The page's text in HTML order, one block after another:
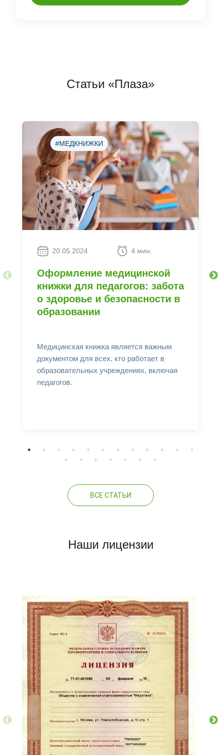
Статьи «Плаза»
20.05.2024 4 мин.
#МЕДКНИЖКИ
Оформление медицинской
книжки для педагогов: забота
о здоровье и безопасности в
образовании
Медицинская книжка является важным
документом для всех, кто работает в
образовательных учреждениях, включая
педагогов.
ВСЕ СТАТЬИ
Наши лицензии